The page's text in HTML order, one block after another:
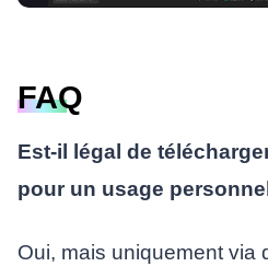
FAQ
Est-il légal de
pour un usage
Oui, mais uniquement via